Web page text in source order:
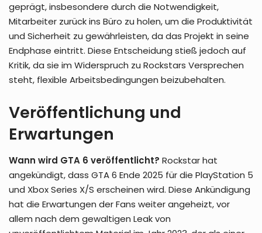
geprägt, insbesondere durch die Notwendigkeit,
Mitarbeiter zurück ins Büro zu holen, um die Produktivität
und Sicherheit zu gewährleisten, da das Projekt in seine
Endphase eintritt. Diese Entscheidung stieß jedoch auf
Kritik, da sie im Widerspruch zu Rockstars Versprechen
steht, flexible Arbeitsbedingungen beizubehalten.
Veröffentlichung und
Erwartungen
Wann wird GTA 6 veröffentlicht? Rockstar hat
angekündigt, dass GTA 6 Ende 2025 für die PlayStation 5
und Xbox Series X/S erscheinen wird. Diese Ankündigung
hat die Erwartungen der Fans weiter angeheizt, vor
allem nach dem gewaltigen Leak von